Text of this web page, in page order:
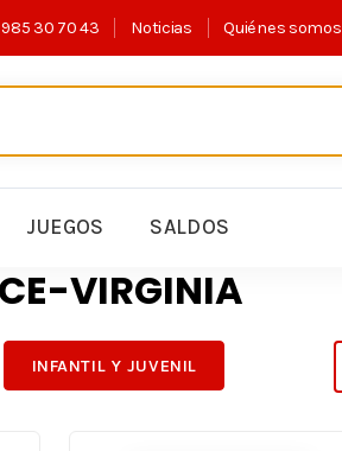
985 30 70 43 Noticias Quiénes somos
JUEGOS SALDOS
VIRGINIA
INFANTIL Y JUVENIL